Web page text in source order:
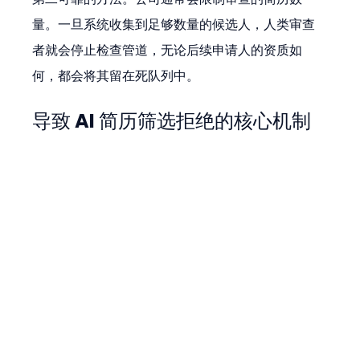
量。一旦系统收集到足够数量的候选人，人类审查
者就会停止检查管道，无论后续申请人的资质如
何，都会将其留在死队列中。
导致 AI 简历筛选拒绝的核心机制